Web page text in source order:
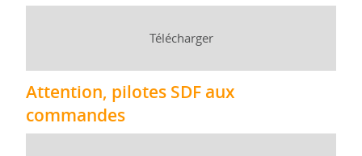
Télécharger
Attention, pilotes SDF aux
commandes